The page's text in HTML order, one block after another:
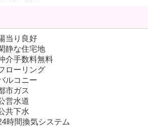
当り良好
静な住宅地
介手数料無料
ローリング
ルコニー
市ガス
営水道
共下水
時間換気システム